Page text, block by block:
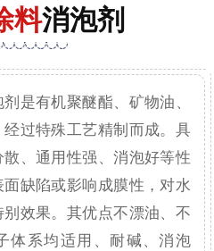
料消泡剂
是有机聚醚酯、矿物油、
过特殊工艺精制而成。具
、通用性强、消泡好等性
缺陷或影响成膜性，对水
效果。其优点不漂油、不
体系均适用、耐碱、消泡